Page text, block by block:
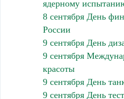
ядерному
8 сентября День
России
9 сентября День
9 сентября
красоты
9 сентября День
9 сентября День